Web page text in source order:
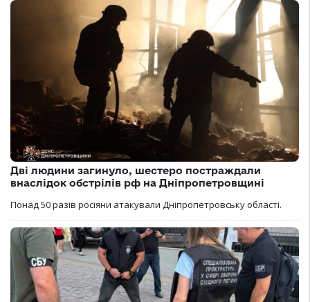
Дві людини загинуло, шестеро постраждали
внаслідок обстрілів рф на Дніпропетровщині
Понад 50 разів росіяни атакували Дніпропетровську області.